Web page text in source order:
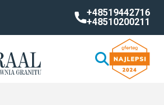
+48519442716
+48510200211